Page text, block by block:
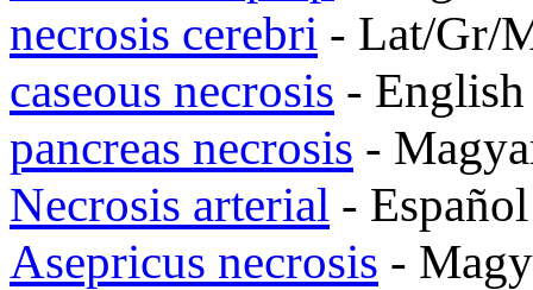
necrosis cerebri - Lat/Gr/
caseous necrosis -
pancreas necrosis -
Necrosis arterial -
Asepricus necrosis -